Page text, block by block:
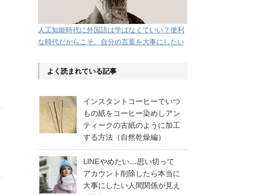
人工知能時代に外国語は学ばなくていい？便利
な時代だからこそ、自分の言葉を大事にしたい
よく読まれている記事
インスタントコーヒーでいつ
もの紙をコーヒー染めしアン
ティークの古紙のように加工
する方法（自然乾燥編）
LINEやめたい…思い切って
アカウント削除したら本当に
大事にしたい人間関係が見え